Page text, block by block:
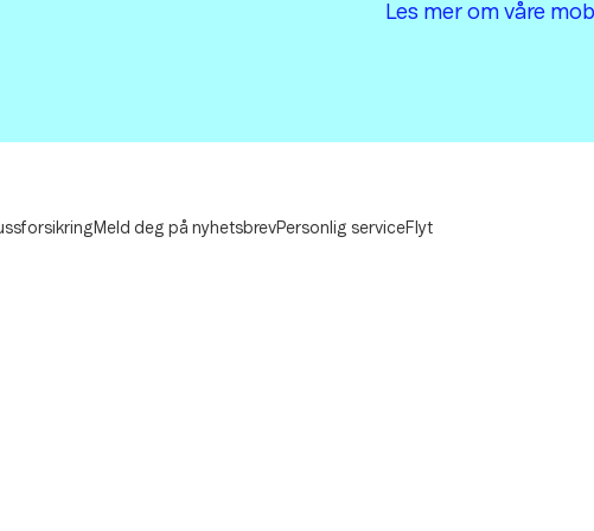
Les mer om våre
Meld deg på nyhetsbrevPersonlig serviceFlyt